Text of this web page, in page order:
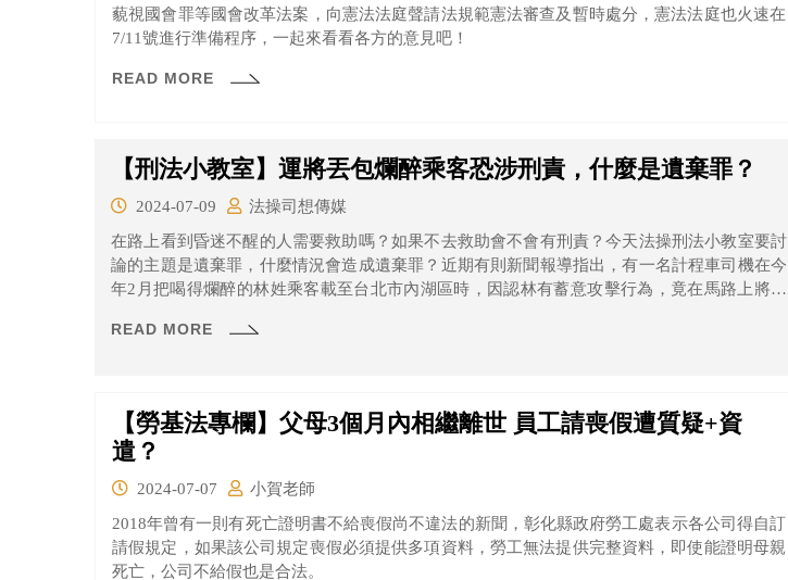
藐視國會罪等國會改革法案，向憲法法庭聲請法規範憲法審查及暫時處分，憲法法庭也火速在
7/11號進行準備程序，一起來看看各方的意見吧！
READ MORE
【刑法小教室】運將丟包爛醉乘客恐涉刑責，什麼是遺棄罪？
2024-07-09
法操司想傳媒
在路上看到昏迷不醒的人需要救助嗎？如果不去救助會不會有刑責？今天法操刑法小教室要討
論的主題是遺棄罪，什麼情況會造成遺棄罪？近期有則新聞報導指出，有一名計程車司機在今
年2月把喝得爛醉的林姓乘客載至台北市內湖區時，因認林有蓄意攻擊行為，竟在馬路上將林
給予緩起訴機會，條件是向公庫支付3萬元。
READ MORE
【勞基法專欄】父母3個月內相繼離世 員工請喪假遭質疑+資
遣？
2024-07-07
小賀老師
2018年曾有一則有死亡證明書不給喪假尚不違法的新聞，彰化縣政府勞工處表示各公司得自訂
請假規定，如果該公司規定喪假必須提供多項資料，勞工無法提供完整資料，即使能證明母親
死亡，公司不給假也是合法。